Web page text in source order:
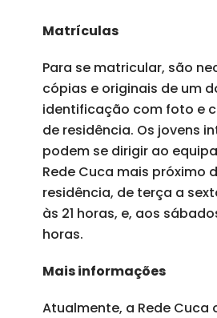
Matrículas
Para se matricular, são
cópias e originais de um
identificação com foto e
de residência. Os jovens
podem se dirigir ao
Rede Cuca mais próximo
residência, de terça a
às 21 horas, e, aos
horas.
Mais informações
Atualmente, a Rede Cuca